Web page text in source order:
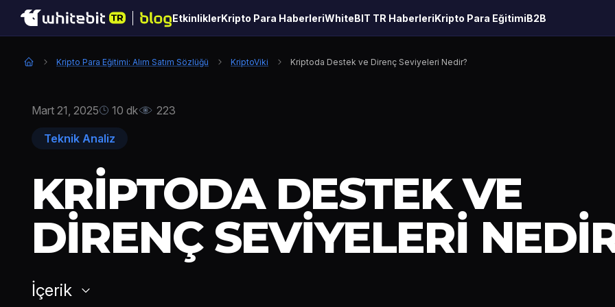
EtkinliklerKripto Para HaberleriWhiteBIT TR HaberleriKripto Para EğitimiB2B
Kripto Para Eğitimi: Alım Satım Sözlüğü KriptoViki Kriptoda Destek ve Direnç Seviyeleri Nedir?
Mart 21, 2025 10 dk 223
Teknik Analiz
KRIPTODA DESTEK VE
DIRENÇ SEVIYELERI
İçerik